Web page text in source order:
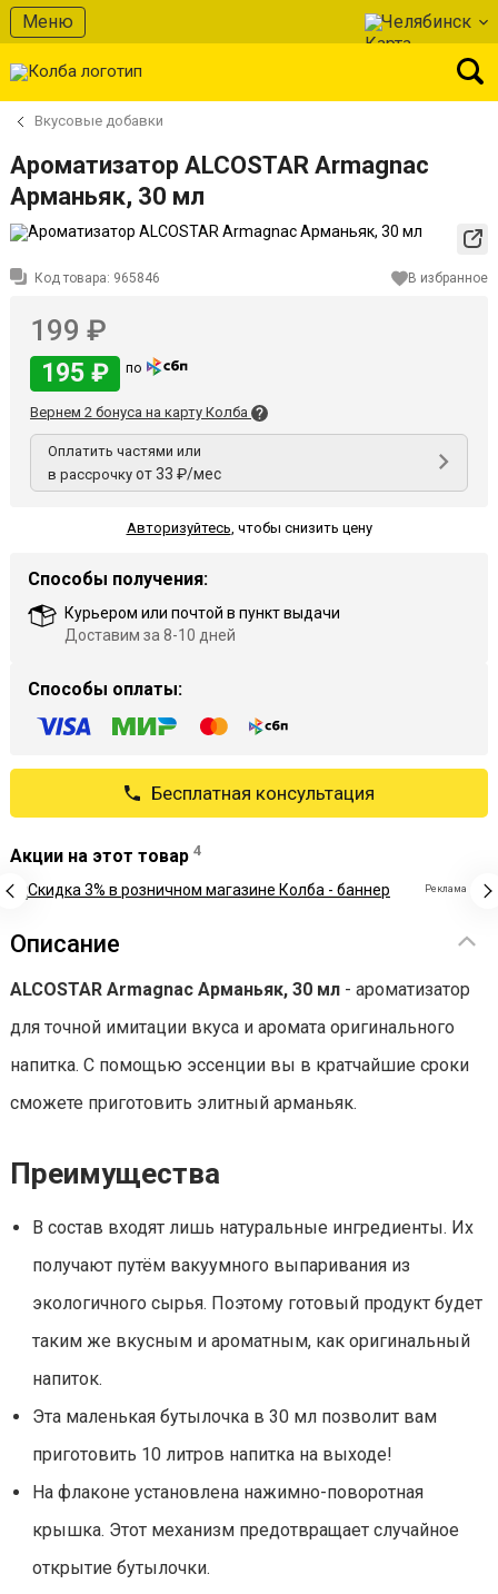
Меню Челябинск
Вкусовые добавки
Ароматизатор ALCOSTAR Armagnac
Арманьяк, 30 мл
Код товара: 965846 В избранное
199 ₽
195 ₽ по
Вернем 2 бонуса на карту Колба
Оплатить частями или
в рассрочку от 33 ₽/мес
Авторизуйтесь, чтобы снизить цену
Способы получения:
Курьером или почтой в пункт выдачи
Доставим за 8-10 дней
Способы оплаты:
Бесплатная консультация
Акции на этот товар 4
Реклама
Описание
ALCOSTAR Armagnac Арманьяк, 30 мл - ароматизатор
для точной имитации вкуса и аромата оригинального
напитка. С помощью эссенции вы в кратчайшие сроки
сможете приготовить элитный арманьяк.
Преимущества
В состав входят лишь натуральные ингредиенты. Их
получают путём вакуумного выпаривания из
экологичного сырья. Поэтому готовый продукт будет
таким же вкусным и ароматным, как оригинальный
напиток.
Эта маленькая бутылочка в 30 мл позволит вам
приготовить 10 литров напитка на выходе!
На флаконе установлена нажимно-поворотная
крышка. Этот механизм предотвращает случайное
открытие бутылочки.